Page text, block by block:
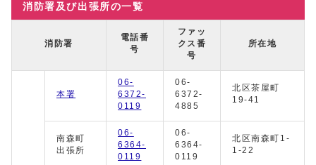
消防署及び出張所の一覧
消防署
電話番
号
ファッ
クス番
号
所在地
本署
06-
6372-
0119
06-
6372-
4885
北区茶屋町
19-41
南森町
出張所
06-
6364-
0119
06-
6364-
0119
北区南森町1-
1-22